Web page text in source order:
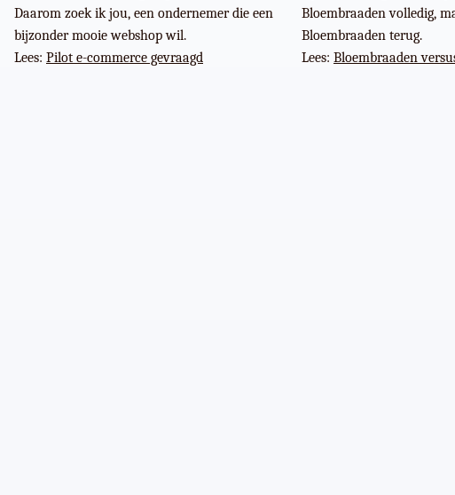
Daarom zoek ik jou, een ondernemer die een
bijzonder mooie webshop wil.
Lees: Pilot e-commerce gevraagd
Bloembraaden volledig,
Bloembraaden terug.
Lees: Bloembraaden